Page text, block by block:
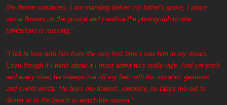
the dream continues, I am standing before my father's grave, I place
some flowers on the ground and I realise the photograph on the
tombstone is missing."
"I fell in love with him from the very first time I saw him in my dream.
Even though if I think about it I must admit he's really ugly. And yet each
and every time, he sweeps me off my feet with his romantic gestures
and sweet words. He buys me flowers, jewellery, he takes me out to
dinner or to the beach to watch the sunset."